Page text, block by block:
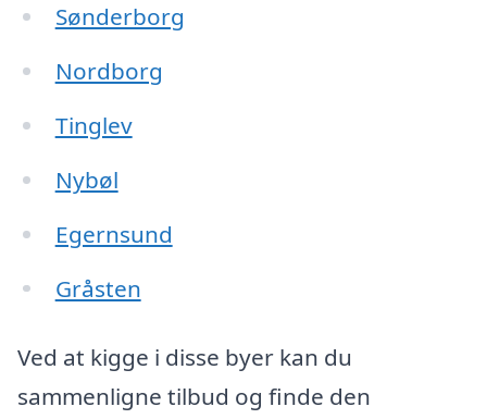
Sønderborg
Nordborg
Tinglev
Nybøl
Egernsund
Gråsten
Ved at kigge i disse byer kan du
sammenligne tilbud og finde den